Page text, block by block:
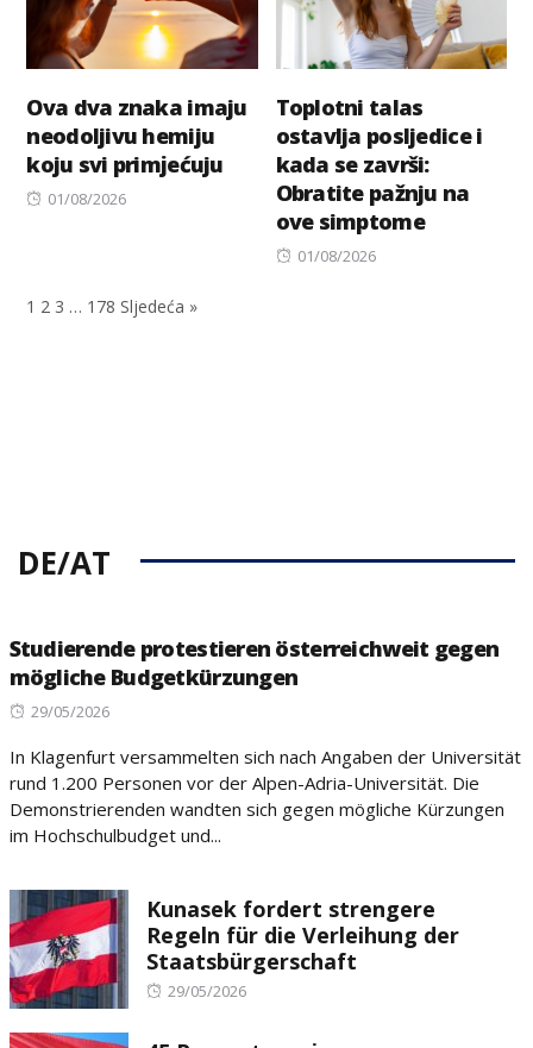
Ova dva znaka imaju
neodoljivu hemiju
koju svi primјećuju
Posted
01/08/2026
Toplotni talas
ostavlja posljedice i
kada se završi:
Obratite pažnju na
ove simptome
Posted
01/08/2026
1 2 3 … 178 Sljedeća »
DE/AT
Studierende protestieren österreichweit gegen
mögliche Budgetkürzungen
Posted
29/05/2026
In Klagenfurt versammelten sich nach Angaben der Universität
rund 1.200 Personen vor der Alpen-Adria-Universität. Die
Demonstrierenden wandten sich gegen mögliche Kürzungen
im Hochschulbudget und...
Kunasek fordert strengere
Regeln für die Verleihung der
Staatsbürgerschaft
Posted
29/05/2026